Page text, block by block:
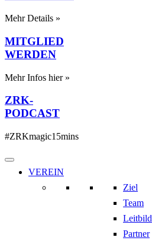
Mehr Details »
MITGLIED
WERDEN
Mehr Infos hier »
ZRK-
PODCAST
#ZRKmagic15mins
VEREIN
Ziel
Team
Leitbild
Partner